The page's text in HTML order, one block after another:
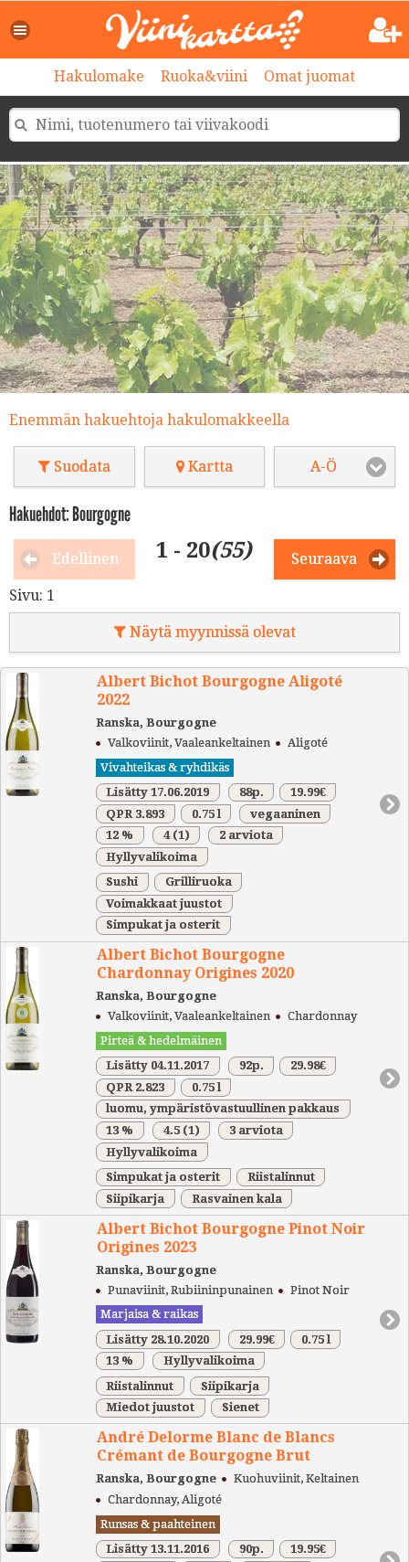
Hakulomake Ruoka&viini Omat juomat
Enemmän hakuehtoja hakulomakkeella
Suodata Kartta A-Ö
Hakuehdot: Bourgogne
Edellinen 1 - 20(55) Seuraava
Sivu: 1
Näytä myynnissä olevat
Albert Bichot Bourgogne Aligoté
2022
Ranska, Bourgogne
Valkoviinit, Vaaleankeltainen
Aligoté
Vivahteikas & ryhdikäs
Lisätty 17.06.2019
88p.
19.99€
QPR 3.893
0.75 l
vegaaninen
12 %
4 (1)
2 arviota
Hyllyvalikoima
Sushi
Grilliruoka
Voimakkaat juustot
Simpukat ja osterit
Albert Bichot Bourgogne
Chardonnay Origines 2020
Ranska, Bourgogne
Valkoviinit, Vaaleankeltainen
Chardonnay
Pirteä & hedelmäinen
Lisätty 04.11.2017
92p.
29.98€
QPR 2.823
0.75 l
luomu, ympäristövastuullinen pakkaus
13 %
4.5 (1)
3 arviota
Hyllyvalikoima
Simpukat ja osterit
Riistalinnut
Siipikarja
Rasvainen kala
Albert Bichot Bourgogne Pinot Noir
Origines 2023
Ranska, Bourgogne
Punaviinit, Rubiininpunainen
Pinot Noir
Marjaisa & raikas
Lisätty 28.10.2020
29.99€
0.75 l
13 %
Hyllyvalikoima
Riistalinnut
Siipikarja
Miedot juustot
Sienet
André Delorme Blanc de Blancs
Crémant de Bourgogne Brut
Ranska, Bourgogne
Kuohuviinit, Keltainen
Chardonnay, Aligoté
Runsas & paahteinen
Lisätty 13.11.2016
90p.
19.95€